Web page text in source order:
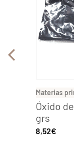
Materias
Óxido
grs
8,52€